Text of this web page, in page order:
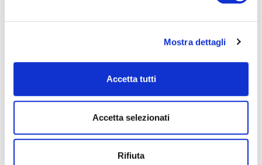
Mostra dettagli
Accetta tutti
Accetta selezionati
Rifiuta
Condividi
torna all'elenco